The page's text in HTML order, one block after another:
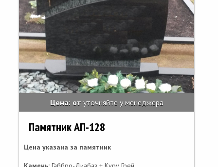
Цена: от уточняйте у менеджера
Памятник АП-128
Цена указана за памятник